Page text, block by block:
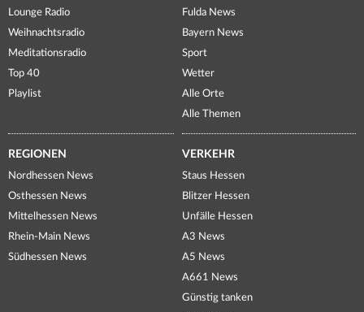
Lounge Radio
Weihnachtsradio
Meditationsradio
Top 40
Playlist
Fulda News
Bayern News
Sport
Wetter
Alle Orte
Alle Themen
REGIONEN
Nordhessen News
Osthessen News
Mittelhessen News
Rhein-Main News
Südhessen News
VERKEHR
Staus Hessen
Blitzer Hessen
Unfälle Hessen
A3 News
A5 News
A661 News
Günstig tanken